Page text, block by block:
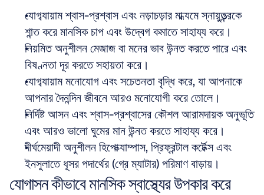
যোগব্যায়াম শ্বাস-প্রশ্বাস এবং নড়াচড়ার মাধ্যমে স্নায়ুতন্ত্রকে
শান্ত করে মানসিক চাপ এবং উদ্বেগ কমাতে সাহায্য করে।
নিয়মিত অনুশীলন মেজাজ বা মনের ভাব উন্নত করতে পারে এবং
বিষণ্নতা দূর করতে সহায়তা করে।
যোগব্যায়াম মনোযোগ এবং সচেতনতা বৃদ্ধি করে, যা আপনাকে
আপনার দৈনন্দিন জীবনে আরও মনোযোগী করে তোলে।
নির্দিষ্ট আসন এবং শ্বাস-প্রশ্বাসের কৌশল আরামদায়ক অনুভূতি
এবং আরও ভালো ঘুমের মান উন্নত করতে সাহায্য করে।
দীর্ঘমেয়াদী অনুশীলন হিপোক্যাম্পাস, প্রিফ্রন্টাল কর্টেক্স এবং
ইনসুলাতে ধূসর পদার্থের (গ্রে ম্যাটার) পরিমাণ বাড়ায়।
যোগাসন কীভাবে মানসিক স্বাস্থ্যের উপকার করে